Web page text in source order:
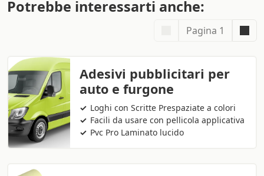
Potrebbe interessarti anche:
Pagina 1
Adesivi pubblicitari per
auto e furgone
Loghi con Scritte Prespaziate a colori
Facili da usare con pellicola applicativa
Pvc Pro Laminato lucido